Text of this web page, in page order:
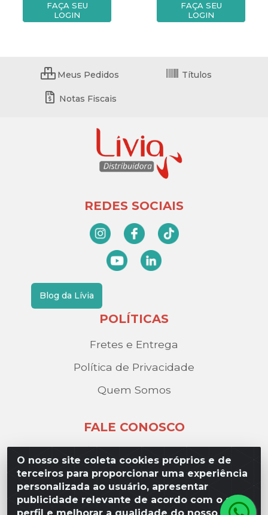
FAÇA SEU
LOGIN
FAÇA SEU
LOGIN
O nosso site coleta cookies próprios e de
terceiros para proporcionar uma experiência
personalizada ao usuário, apresentar
publicidade relevante de acordo com o seu
Meus Pedidos Títulos
Notas Fiscais
REDES SOCIAIS
Blog da Lívia
POLÍTICAS
Fretes e Entrega
Política de Privacidade
Quem Somos
FALE CONOSCO
contato@liviadistribuidora.com.br
BAIXE NOSSO APP